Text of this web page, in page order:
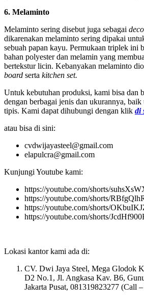
6. Melaminto
Melaminto sering disebut juga sebagai
dikarenakan melaminto sering dipakai
sebuah papan kayu. Permukaan triplek ini
bahan polyester dan melamin yang
bertekstur licin. Kebanyakan melaminto
board serta kitchen set.
Untuk kebutuhan produksi, kami bisa dan
dengan berbagai jenis dan ukurannya,
tipis. Kami dapat dihubungi dengan klik di
atau bisa di sini:
cvdwijayasteel@gmail.com
elapulcra@gmail.com
Kunjungi Youtube kami:
https://youtube.com/shorts/
https://youtube.com/shorts/
https://youtube.com/shorts/
https://youtube.com/shorts/
Lokasi kantor kami ada di:
CV. Dwi Jaya Steel, Mega Glodok
D2 No.1, Jl. Angkasa Kav. B6,
Jakarta Pusat, 081319823277 (Call